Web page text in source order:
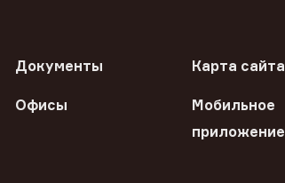
Документы Карта сайта
Офисы
Мобильное
приложение